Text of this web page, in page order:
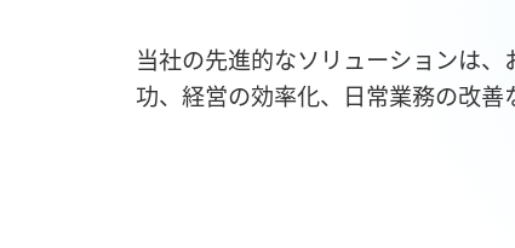
当社の先進的なソリューションは
功、経営の効率化、日常業務の改善